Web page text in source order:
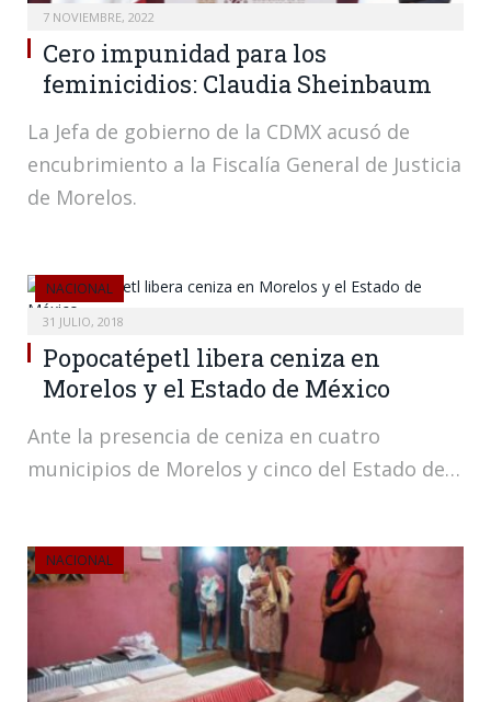
7 NOVIEMBRE, 2022
Cero impunidad para los
feminicidios: Claudia Sheinbaum
La Jefa de gobierno de la CDMX acusó de
encubrimiento a la Fiscalía General de Justicia
de Morelos.
NACIONAL
31 JULIO, 2018
Popocatépetl libera ceniza en
Morelos y el Estado de México
Ante la presencia de ceniza en cuatro
municipios de Morelos y cinco del Estado de…
NACIONAL